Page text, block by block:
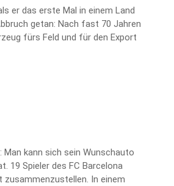
er das erste Mal in einem Land
getan: Nach fast 70 Jahren
fürs Feld und für den Export
kann sich sein Wunschauto
19 Spieler des FC Barcelona
zusammenzustellen. In einem